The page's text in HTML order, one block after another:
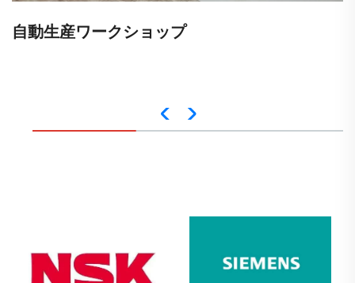
自動生産ワークショップ